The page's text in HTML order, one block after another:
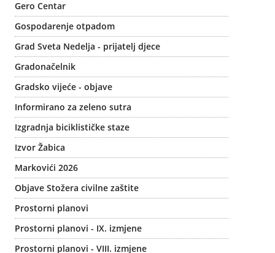
Gero Centar
Gospodarenje otpadom
Grad Sveta Nedelja - prijatelj djece
Gradonačelnik
Gradsko vijeće - objave
Informirano za zeleno sutra
Izgradnja biciklističke staze
Izvor Žabica
Markovići 2026
Objave Stožera civilne zaštite
Prostorni planovi
Prostorni planovi - IX. izmjene
Prostorni planovi - VIII. izmjene